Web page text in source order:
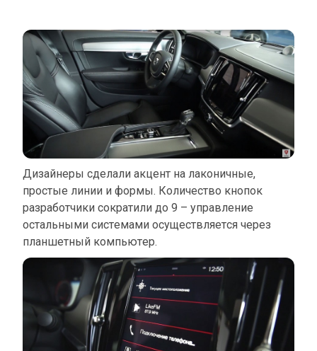
Дизайнеры сделали акцент на лаконичные,
простые линии и формы. Количество кнопок
разработчики сократили до 9 – управление
остальными системами осуществляется через
планшетный компьютер.